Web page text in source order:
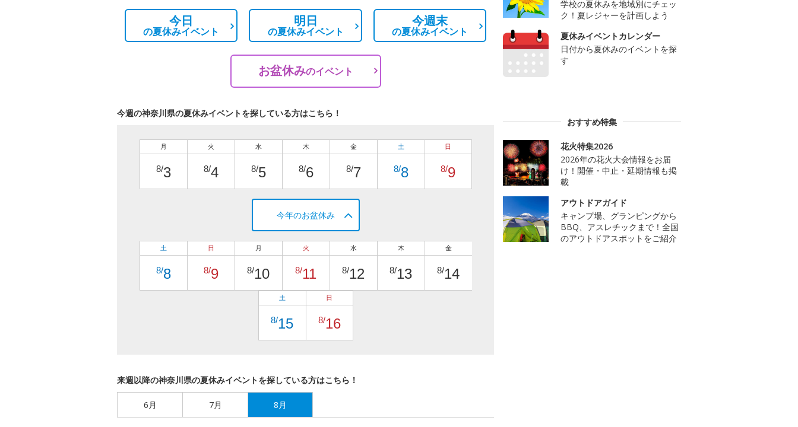
今日
の夏休みイベント
明日
の夏休みイベント
今週末
の夏休みイベント
お盆休みのイベント
今週の神奈川県の夏休みイベントを探している方はこちら！
月
8/3
火
8/4
水
8/5
木
8/6
金
8/7
土
8/8
日
8/9
今年のお盆休み
土
8/8
日
8/9
月
8/10
火
8/11
水
8/12
木
8/13
金
8/14
土
8/15
日
8/16
来週以降の神奈川県の夏休みイベントを探している方はこちら！
6月 7月 8月
学校の夏休みを地域別にチェッ
ク！夏レジャーを計画しよう
夏休みイベントカレンダー
日付から夏休みのイベントを探
す
おすすめ特集
花火特集2026
2026年の花火大会情報をお届
け！開催・中止・延期情報も掲
載
アウトドアガイド
キャンプ場、グランピングから
BBQ、アスレチックまで！全国
のアウトドアスポットをご紹介